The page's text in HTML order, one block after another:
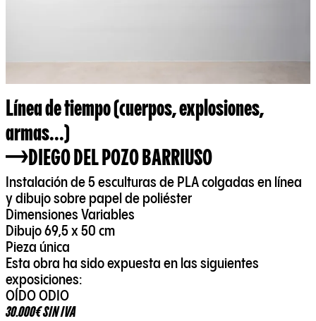
Línea de tiempo (cuerpos, explosiones,
armas...)
DIEGO DEL POZO BARRIUSO
Instalación de 5 esculturas de PLA colgadas en línea
y dibujo sobre papel de poliéster
Dimensiones Variables
Dibujo 69,5 x 50 cm
Pieza única
Esta obra ha sido expuesta en las siguientes
exposiciones:
OÍDO ODIO
30.000€ SIN IVA